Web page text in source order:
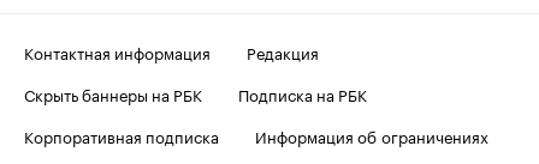
Контактная информация
Редакция
Скрыть баннеры на РБК
Подписка на РБК
Корпоративная подписка
Информация об ограничениях